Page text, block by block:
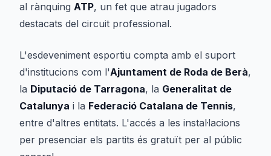
al rànquing ATP, un fet que atrau jugadors
destacats del circuit professional.
L'esdeveniment esportiu compta amb el suport
d'institucions com l'Ajuntament de Roda de Berà,
la Diputació de Tarragona, la Generalitat de
Catalunya i la Federació Catalana de Tennis,
entre d'altres entitats. L'accés a les instal·lacions
per presenciar els partits és gratuït per al públic